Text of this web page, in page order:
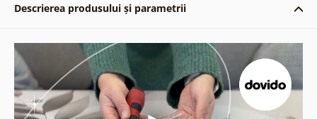
Descrierea produsului și parametrii